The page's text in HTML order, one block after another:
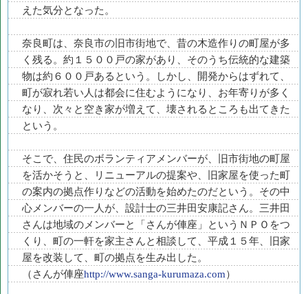
えた気分となった。
奈良町は、奈良市の旧市街地で、昔の木造作りの町屋が多
く残る。約１５００戸の家があり、そのうち伝統的な建築
物は約６００戸あるという。しかし、開発からはずれて、
町が寂れ若い人は都会に住むようになり、お年寄りが多く
なり、次々と空き家が増えて、壊されるところも出てきた
という。
そこで、住民のボランティアメンバーが、旧市街地の町屋
を活かそうと、リニューアルの提案や、旧家屋を使った町
の案内の拠点作りなどの活動を始めたのだという。その中
心メンバーの一人が、設計士の三井田安康記さん。三井田
さんは地域のメンバーと「さんが俥座」というＮＰＯをつ
くり、町の一軒を家主さんと相談して、平成１５年、旧家
屋を改装して、町の拠点を生み出した。
（さんが俥座http://www.sanga-kurumaza.com）